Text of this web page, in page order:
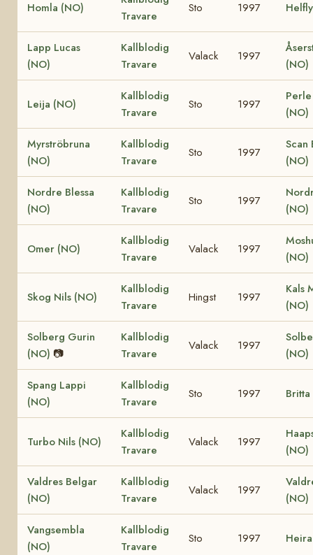
Homla (NO)
Travare
Sto 1997
Lapp Lucas
(NO)
Kallblodig
Travare
Valack 1997
(NO)
Leija (NO)
Kallblodig
Travare
Sto 1997
(NO)
Myrströbruna
(NO)
Kallblodig
Travare
Sto 1997
Scan
(NO)
Nordre Blessa
(NO)
Kallblodig
Travare
Sto 1997
(NO)
Omer (NO)
Kallblodig
Travare
Valack 1997
(NO)
Skog Nils (NO)
Kallblodig
Travare
Hingst 1997
Kals
(NO)
Solberg Gurin
(NO) 📷
Kallblodig
Travare
Valack 1997
(NO)
Spang Lappi
(NO)
Kallblodig
Travare
Sto 1997
Turbo Nils (NO)
Kallblodig
Travare
Valack 1997
(NO)
Valdres Belgar
(NO)
Kallblodig
Travare
Valack 1997
(NO)
Vangsembla
(NO)
Kallblodig
Travare
Sto 1997